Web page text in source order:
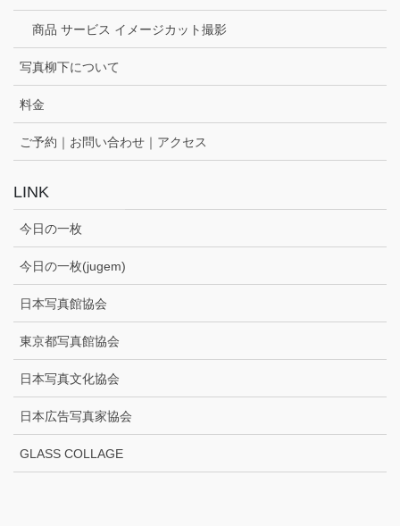
商品 サービス イメージカット撮影
写真柳下について
料金
ご予約｜お問い合わせ｜アクセス
LINK
今日の一枚
今日の一枚(jugem)
日本写真館協会
東京都写真館協会
日本写真文化協会
日本広告写真家協会
GLASS COLLAGE